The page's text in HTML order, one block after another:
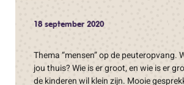
18 september 2020
Thema “mensen” op de peuteropvang.
jou thuis? Wie is er groot, en wie is er
de kinderen wil klein zijn. Mooie